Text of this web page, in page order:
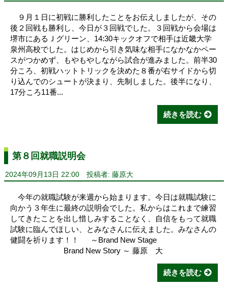
９月１日に初戦に勝利したことをお伝えしましたが、その
後２回戦も勝利し、今日が３回戦でした。３回戦から会場は
堺市にあるＪグリーン、14:30キックオフで相手は近畿大学
泉州高校でした。はじめから引き気味な相手になかなかペー
スがつかめず、もやもやしながら試合が進みました。前半30
分ころ、初戦ハットトリックを決めた８番が右サイドから切
り込んでのシュートが決まり、先制しました。後半になり、
17分ころ11番...
続きを読む
第８回就職説明会
2024年09月13日 22:00 投稿者: 藤原大
今年の就職試験が来週から始まります。今日は就職試験に
向かう３年生に最終の説明会でした。私からはこれまで練習
してきたことを出し惜しみすることなく、自信をもって就職
試験に臨んでほしい、とみなさんに伝えました。みなさんの
健闘を祈ります！！ ～Brand New Stage
Brand New Story ～ 藤原 大
続きを読む